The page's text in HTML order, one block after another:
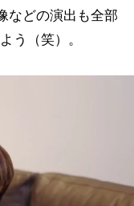
などの演出も全部
う（笑）。